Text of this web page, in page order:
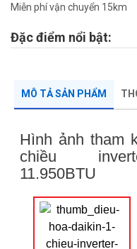
Miễn phí vận chuyển 15km
Đặc điểm nổi bật:
MÔ TẢ SẢN PHẨM
Hình ảnh tham
chiều
11.950BTU